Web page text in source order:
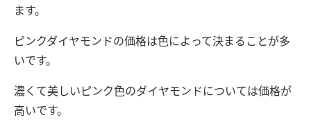
ます。
ピンクダイヤモンドの価格は色によって決まることが多
いです。
濃くて美しいピンク色のダイヤモンドについては価格が
高いです。